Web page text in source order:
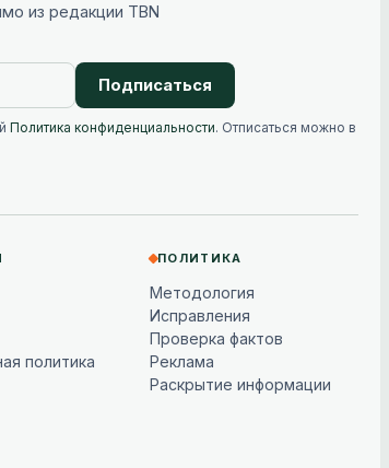
из редакции TBN
Подписаться
Политика конфиденциальности. Отписаться можно в
политика
ПОЛИТИКА
Методология
Исправления
Проверка фактов
Реклама
Раскрытие информации